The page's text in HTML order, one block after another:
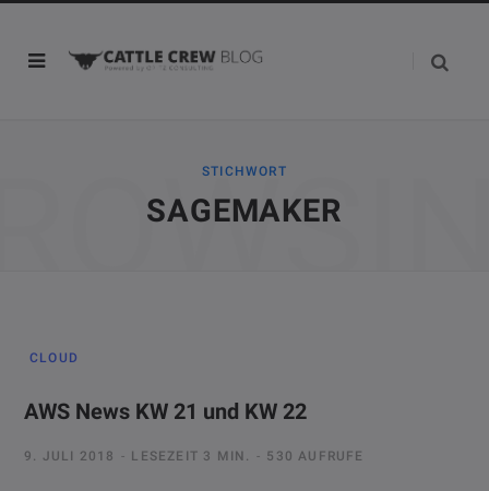
STICHWORT
SAGEMAKER
CLOUD
AWS News KW 21 und KW 22
9. JULI 2018 LESEZEIT 3 MIN. 530 AUFRUFE